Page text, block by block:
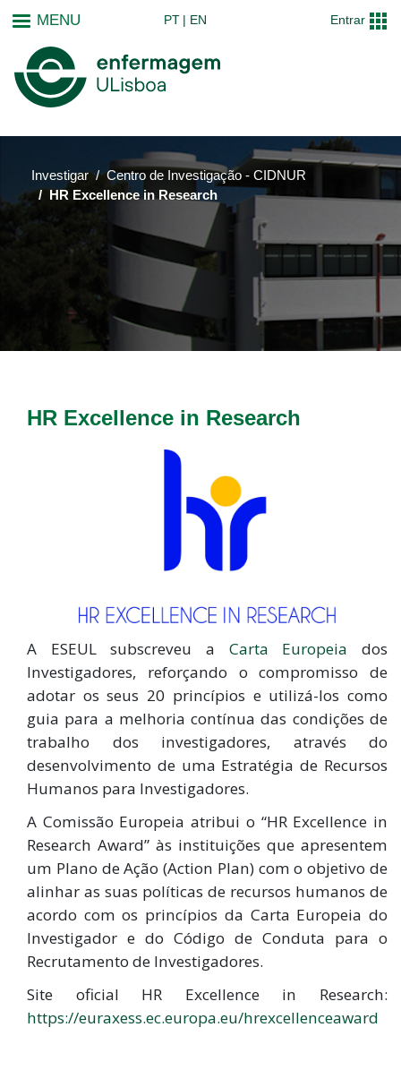
MENU PT EN Entrar
Investigar
Centro de Investigação - CIDNUR
HR Excellence in Research
HR Excellence in Research
A ESEUL subscreveu a Carta Europeia dos
Investigadores, reforçando o compromisso de
adotar os seus 20 princípios e utilizá-los como
guia para a melhoria contínua das condições de
trabalho dos investigadores, através do
desenvolvimento de uma Estratégia de Recursos
Humanos para Investigadores.
A Comissão Europeia atribui o “HR Excellence in
Research Award” às instituições que apresentem
um Plano de Ação (Action Plan) com o objetivo de
alinhar as suas políticas de recursos humanos de
acordo com os princípios da Carta Europeia do
Investigador e do Código de Conduta para o
Recrutamento de Investigadores.
Site oficial HR Excellence in Research:
https://euraxess.ec.europa.eu/hrexcellenceaward